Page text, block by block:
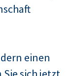
einen